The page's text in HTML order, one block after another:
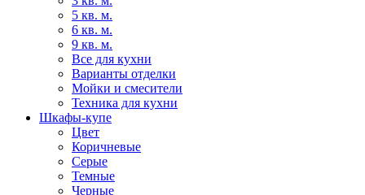
5 кв. м.
6 кв. м.
9 кв. м.
Все для кухни
Варианты отделки
Мойки и смесители
Техника для кухни
Шкафы-купе
Цвет
Коричневые
Серые
Темные
Черные